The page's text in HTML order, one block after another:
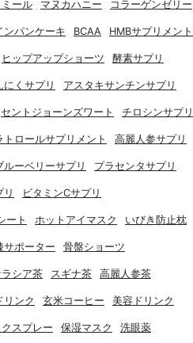
ール マヌカハニー コラーゲンゼリー
ンパンケーキ BCAA HMBサプリメント
ヒップアップショーツ 酵素サプリ
にくサプリ アスタキサンチンサプリ
セントジョーンズワート チロシンサプリ
トロールサプリメント 高麗人参サプリ
ルーベリーサプリ プラセンタサプリ
リ ビタミンCサプリ
ート ホットアイマスク いびき防止枕
サポーター 骨盤ショーツ
シア茶 スギナ茶 高麗人参茶
リンク 玄米コーヒー 美容ドリンク
スプレー 保湿マスク 洗眼薬